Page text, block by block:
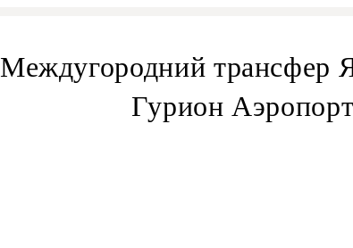
Междугородний трансфер
Гурион Аэропорт